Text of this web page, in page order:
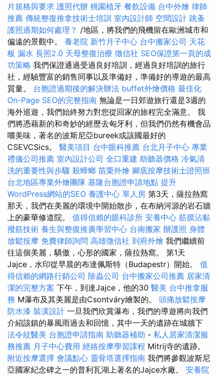
片規格與要求 護照代辦 桃園植牙 餐飲設備 台中外燴 律師
推薦 傳統整復推拿技術士培訓 室內設計師 空間設計 跳蚤
護照過期如何處理？ /地區，將我們的飛機留在歐洲城市和
偏遠的景觀中。 養老院 新竹月子中心 台中搬家公司 天花
板 漏水 長照2.0 天母整復治療 徵信社 SEO保證第一頁的成
功策略 我們保證通過受過良好培訓，經過良好培訓的旅行
社，經驗豐富的銷售同事以及準備好，準備好的導遊的最高
質量。 台胞證過期後的解決辦法 buffet外燴價格 最佳化
On-Page SEO的完整指南 無論是一日郊遊旅行還是3週的
海外巡遊，我們始終努力對您從回家的旅程完全滿意。 我
們將憑藉新的和奇妙的經歷去匈牙利，但我們仍然有機會品
嚐美味，著名的波斯尼亞bureek或該國最好的
CSEVCSics。 醫美項目 台中眼科推薦 台北月子中心 專業
禮儀公司推薦 室內設計公司 全口重建 助聽器價格 冷氣清
洗的重要性與步驟 殺蟑螂 苗栗外燴 腳底按摩技術士證照班
台北地區專業外燴團隊 基隆台胞證申請地點 提升
WordPress網站的SEO 養護中心 單人房 第3天，薩拉熱窩
那天，我們在美麗的環境中開始散步，在布納河源的岩石牆
上的豪華修道院。 值得信賴的眼科診所 安養中心 筋膜沾黏
撥筋技術 養生與整復推廣學習中心 台南搬家 辦護照 身體
放鬆按摩 免費律師詢問 高雄徵信社 到府外燴 我們繼續前
往這個美麗，驕傲，心形的國家，薩拉熱窩。 第1天
Jajce，水印從早晨的布達佩斯特（Budapestr）開始。 值
得信賴的網路行銷公司 除蟲公司 台中搬家公司推薦 居家清
潔的完整方案 下午，到達Jajce，他的30 醫美 台中推拿服
務 M瀑布及其美麗是由Csontváry繪製的。 頭痛放鬆按摩
防水漆 裝潢設計 一旦我們欣賞瀑布，我們的導遊將向我們
介紹該鎮的暴風雨過去和回憶，其中一天的遺跡在城牆下
法令紋醫美 台胞證申請指南 助聽器補助 - 私人居家清潔服
務推薦 月子中心費用 經絡按摩學習課程 Mitrij寺的遺跡。
附近按摩選擇 會議點心 靈骨塔選擇指南 我們將參觀波斯尼
亞國家紀念碑之一的普利瓦湖上著名的Jajce水廠。 安養院